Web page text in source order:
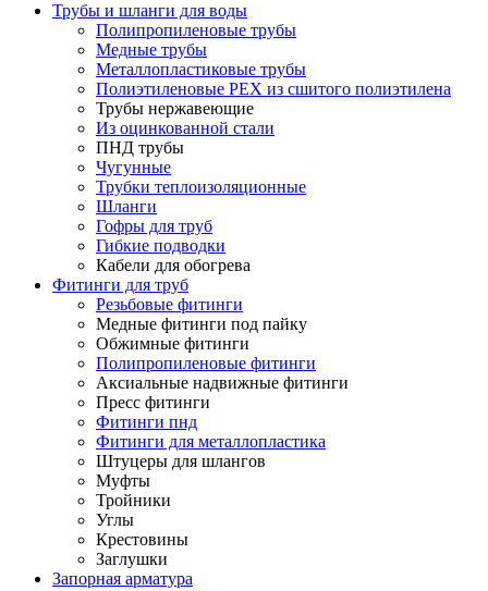
Трубы и шланги для воды
Полипропиленовые трубы
Медные трубы
Металлопластиковые трубы
Полиэтиленовые PEX из сшитого полиэтилена
Трубы нержавеющие
Из оцинкованной стали
ПНД трубы
Чугунные
Трубки теплоизоляционные
Шланги
Гофры для труб
Гибкие подводки
Кабели для обогрева
Фитинги для труб
Резьбовые фитинги
Медные фитинги под пайку
Обжимные фитинги
Полипропиленовые фитинги
Аксиальные надвижные фитинги
Пресс фитинги
Фитинги пнд
Фитинги для металлопластика
Штуцеры для шлангов
Муфты
Тройники
Углы
Крестовины
Заглушки
Запорная арматура